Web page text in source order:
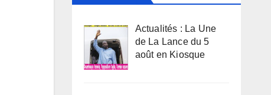
Actualités : La Une
de La Lance du 5
août en Kiosque